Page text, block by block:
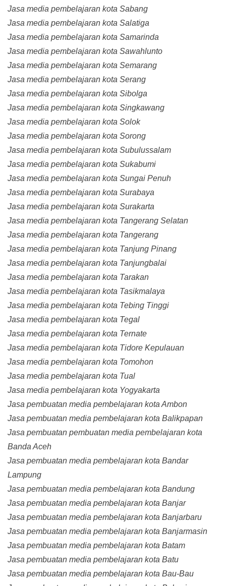
Jasa media pembelajaran kota Sabang
Jasa media pembelajaran kota Salatiga
Jasa media pembelajaran kota Samarinda
Jasa media pembelajaran kota Sawahlunto
Jasa media pembelajaran kota Semarang
Jasa media pembelajaran kota Serang
Jasa media pembelajaran kota Sibolga
Jasa media pembelajaran kota Singkawang
Jasa media pembelajaran kota Solok
Jasa media pembelajaran kota Sorong
Jasa media pembelajaran kota Subulussalam
Jasa media pembelajaran kota Sukabumi
Jasa media pembelajaran kota Sungai Penuh
Jasa media pembelajaran kota Surabaya
Jasa media pembelajaran kota Surakarta
Jasa media pembelajaran kota Tangerang Selatan
Jasa media pembelajaran kota Tangerang
Jasa media pembelajaran kota Tanjung Pinang
Jasa media pembelajaran kota Tanjungbalai
Jasa media pembelajaran kota Tarakan
Jasa media pembelajaran kota Tasikmalaya
Jasa media pembelajaran kota Tebing Tinggi
Jasa media pembelajaran kota Tegal
Jasa media pembelajaran kota Ternate
Jasa media pembelajaran kota Tidore Kepulauan
Jasa media pembelajaran kota Tomohon
Jasa media pembelajaran kota Tual
Jasa media pembelajaran kota Yogyakarta
Jasa pembuatan media pembelajaran kota Ambon
Jasa pembuatan media pembelajaran kota Balikpapan
Jasa pembuatan pembuatan media pembelajaran kota
Banda Aceh
Jasa pembuatan media pembelajaran kota Bandar
Lampung
Jasa pembuatan media pembelajaran kota Bandung
Jasa pembuatan media pembelajaran kota Banjar
Jasa pembuatan media pembelajaran kota Banjarbaru
Jasa pembuatan media pembelajaran kota Banjarmasin
Jasa pembuatan media pembelajaran kota Batam
Jasa pembuatan media pembelajaran kota Batu
Jasa pembuatan media pembelajaran kota Bau-Bau